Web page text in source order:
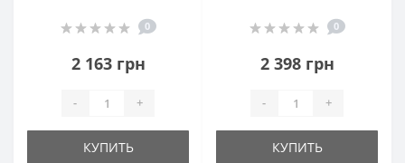
0
2 163 грн
- +
КУПИТЬ
0
2 398 грн
- +
КУПИТЬ